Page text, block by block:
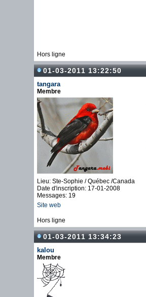
Hors ligne
01-03-2011 13:22:50
tangara
Membre
Lieu: Ste-Sophie / Québec /Canada
Date d'inscription: 17-01-2008
Messages: 19
Site web
Hors ligne
01-03-2011 13:34:23
kalou
Membre